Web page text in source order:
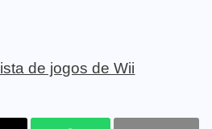
lista de jogos de Wii